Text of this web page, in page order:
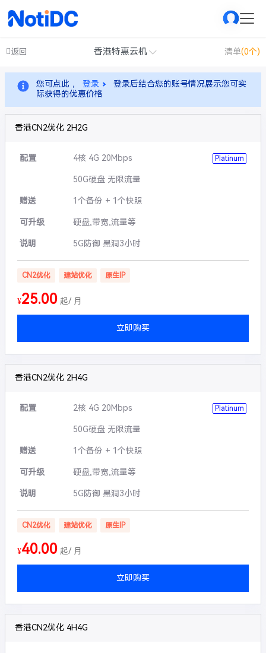
返回 香港特惠云机 清单(0个)
您可点此 ， 登录
登录后结合您的账号情况展示您可实
际获得的优惠价格
香港CN2优化 2H2G
配置 4核 4G 20Mbps Platinum
50G硬盘 无限流量
赠送 1个备份 + 1个快照
可升级 硬盘,带宽,流量等
说明 5G防御 黑洞3小时
CN2优化 建站优化 原生IP
¥25.00 起/ 月
立即购买
香港CN2优化 2H4G
配置 2核 4G 20Mbps Platinum
50G硬盘 无限流量
赠送 1个备份 + 1个快照
可升级 硬盘,带宽,流量等
说明 5G防御 黑洞3小时
CN2优化 建站优化 原生IP
¥40.00 起/ 月
立即购买
香港CN2优化 4H4G